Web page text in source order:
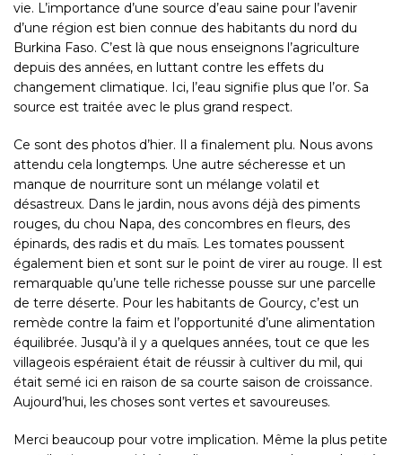
vie. L’importance d’une source d’eau saine pour l’avenir
d’une région est bien connue des habitants du nord du
Burkina Faso. C’est là que nous enseignons l’agriculture
depuis des années, en luttant contre les effets du
changement climatique. Ici, l’eau signifie plus que l’or. Sa
source est traitée avec le plus grand respect.
Ce sont des photos d’hier. Il a finalement plu. Nous avons
attendu cela longtemps. Une autre sécheresse et un
manque de nourriture sont un mélange volatil et
désastreux. Dans le jardin, nous avons déjà des piments
rouges, du chou Napa, des concombres en fleurs, des
épinards, des radis et du maïs. Les tomates poussent
également bien et sont sur le point de virer au rouge. Il est
remarquable qu’une telle richesse pousse sur une parcelle
de terre déserte. Pour les habitants de Gourcy, c’est un
remède contre la faim et l’opportunité d’une alimentation
équilibrée. Jusqu’à il y a quelques années, tout ce que les
villageois espéraient était de réussir à cultiver du mil, qui
était semé ici en raison de sa courte saison de croissance.
Aujourd’hui, les choses sont vertes et savoureuses.
Merci beaucoup pour votre implication. Même la plus petite